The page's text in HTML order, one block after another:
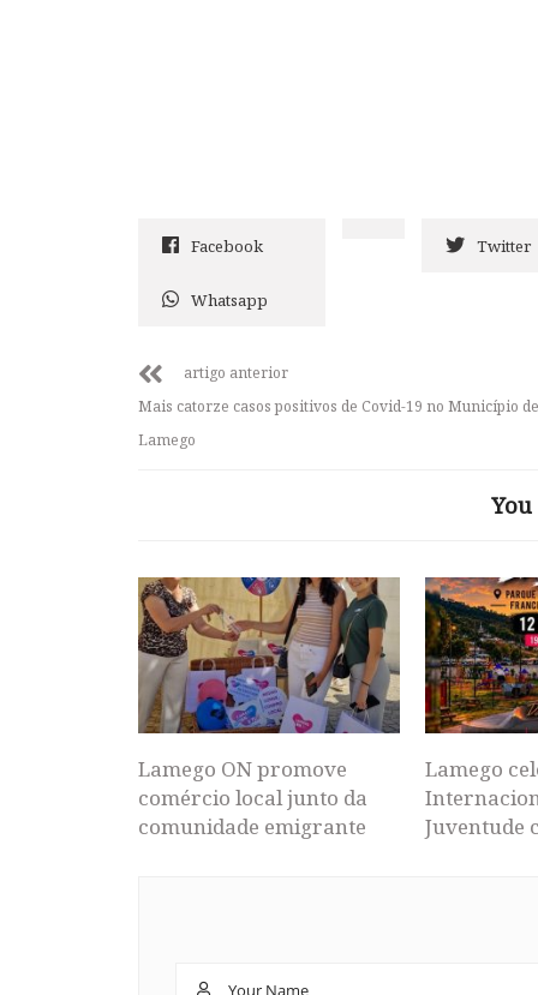
Facebook Twitter
Whatsapp
artigo anterior
Mais catorze casos positivos de Covid-19 no Município de
Lamego
Lamego ON promove
comércio local junto da
comunidade emigrante
Lamego
Juventude